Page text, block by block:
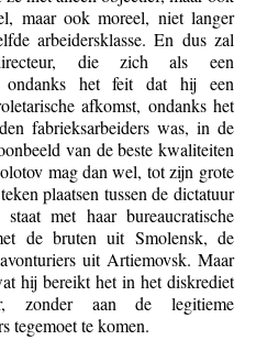
maar ook moreel, niet langer
arbeidersklasse. En dus zal
die zich als een
ondanks het feit dat hij een
afkomst, ondanks het
fabrieksarbeiders was, in de
van de beste kwaliteiten
mag dan wel, tot zijn grote
plaatsen tussen de dictatuur
met haar bureaucratische
de bruten uit Smolensk, de
uit Artiemovsk. Maar
hij bereikt het in het diskrediet
zonder aan de legitieme
tegemoet te komen.